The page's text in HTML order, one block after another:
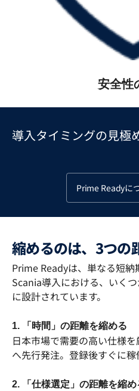
安全性
導入タイミングの見極
Prime Readyに
縮めるのは、3つの
Prime Readyは、単なる短納
Scania導入における、いく
に設計されています。
1. 「時間」の距離を縮める
日本市場で需要の高い仕様
へ先行発注。登録後すぐに稼
2. 「仕様選定」の距離を縮め